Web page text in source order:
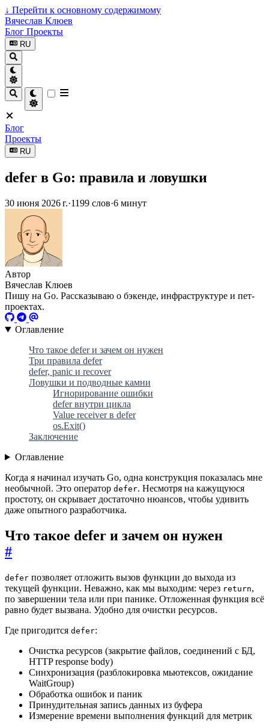
↓ Перейти к основному содержимому
Вячеслав Клюев
Блог Проекты
RU
Блог
Проекты
RU
defer в Go: правила и ловушки
30 июня 2026 г.·1199 слов·6 минут
Автор
Вячеслав Клюев
Пишу на Go. Рассказываю о бэкенде, инфраструктуре и пет-
проектах.
Оглавление
Что такое defer и зачем он нужен
Три правила defer
defer, panic и recover
Ловушки и подводные камни
Игнорирование ошибки
defer внутри цикла
Value receiver в defer
os.Exit()
Заключение
Оглавление
Когда я начинал изучать Go, одна конструкция показалась мне
необычной. Это оператор defer. Несмотря на кажущуюся
простоту, он скрывает достаточно нюансов, чтобы удивить
даже опытного разработчика.
Что такое defer и зачем он нужен
#
defer позволяет отложить вызов функции до выхода из
текущей функции. Неважно, как мы выходим: через return,
по завершении тела или при панике. Отложенная функция всё
равно будет вызвана. Удобно для очистки ресурсов.
Где пригодится defer:
Очистка ресурсов (закрытие файлов, соединений с БД,
HTTP response body)
Синхронизация (разблокировка мьютексов, ожидание
WaitGroup)
Обработка ошибок и паник
Принудительная запись данных из буфера
Измерение времени выполнения функций для метрик